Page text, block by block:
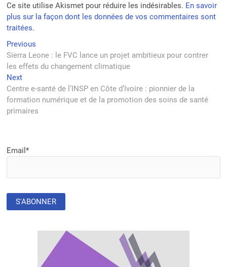
Ce site utilise Akismet pour réduire les indésirables. En savoir
plus sur la façon dont les données de vos commentaires sont
traitées.
Navigation
de
l’article
Previous
post:
Sierra Leone : le FVC lance un projet ambitieux pour contrer
les effets du changement climatique
NextNext
post:
Centre e-santé de l’INSP en Côte d’Ivoire : pionnier de la
formation numérique et de la promotion des soins de santé
primaires
Email*